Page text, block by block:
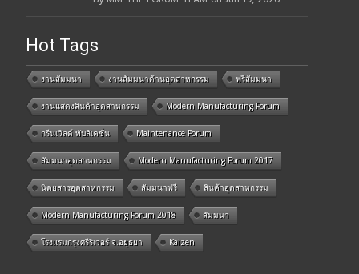
Hot Tags
งานสัมมนา งานสัมมนาด้านอุตสาหกรรม ฟรีสัมมนา
งานแสดงสินค้าอุตสาหกรรม Modern Manufacturing Forum
กรีนเวิลด์ พับลิเคชั่น Maintenance Forum
สัมมนาอุตสาหกรรม Modern Manufacturing Forum 2017
นิตยสารอุตสาหกรรม สัมมนาฟรี สินค้าอุตสาหกรรม
Modern Manufacturing Forum 2018 สัมมนา
โรงแรมกรุงศรีริเวอร์ จ.อยุธยา Kaizen